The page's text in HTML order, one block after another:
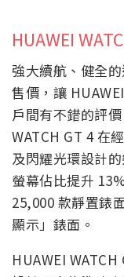
HUAWEI
強大續航、健全
售價，讓
戶間有不錯的評
WATCH GT 4 在
及閃耀光環設計
螢幕佔比提升
25,000 款靜置錶
顯示」錶面。
HUAWEI